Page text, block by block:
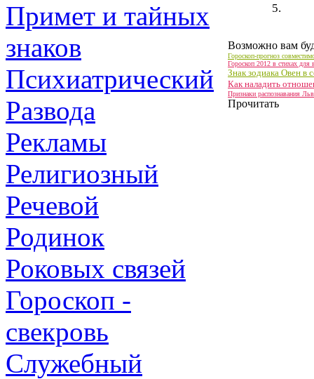
Примет и тайных
знаков
Психиатрический
Развода
Рекламы
Религиозный
Речевой
Родинок
Роковых связей
Гороскоп -
свекровь
Служебный
Возможно вам
Гороскоп-прогноз
Гороскоп 2012 в стихах для
Знак зодиака Овен в
Как наладить
Признаки распознавания
Прочитать